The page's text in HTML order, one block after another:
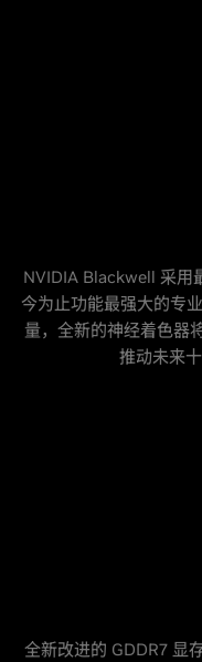
NVIDIA Blackwell 采用
今为止功能最强大的专
量，全新的神经着色器
推动未来
全新改进的 GDDR7 显